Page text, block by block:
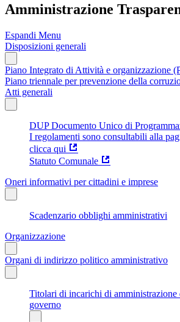
Amministrazione
Espandi Menu
Disposizioni generali
Piano Integrato di Attività e organizzazione
Piano triennale per prevenzione della
Atti generali
DUP Documento Unico di
I regolamenti sono consultabili alla
clicca qui
Statuto Comunale
Oneri informativi per cittadini e imprese
Scadenzario obblighi amministrativi
Organizzazione
Organi di indirizzo politico amministrativo
Titolari di incarichi di amministrazione
governo